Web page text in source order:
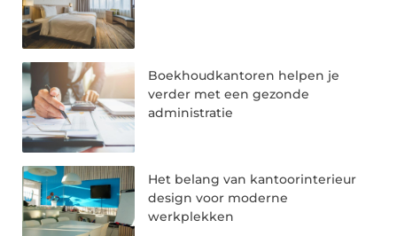
Boekhoudkantoren helpen je
verder met een gezonde
administratie
Het belang van kantoorinterieur
design voor moderne
werkplekken